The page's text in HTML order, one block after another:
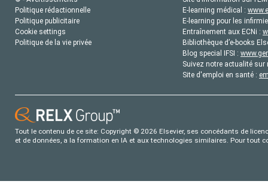
Politique rédactionnelle
Politique publicitaire
Cookie settings
Politique de la vie privée
E-learning médical :
E-learning pour les
Entraînement aux ECNi :
Bibliothèque d’e-books
Blog special IFSI :
Suivez notre actualité sur
Site d'emploi en santé :
Tout le contenu de ce site: Copyright © 2026 Elsevier, ses concédants de
et de données, a la formation en IA et aux technologies similaires. Pour tout